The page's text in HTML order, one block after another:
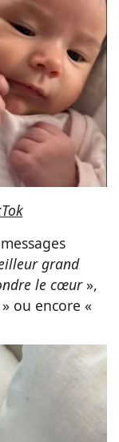
grand
le cœur»,
ou encore «